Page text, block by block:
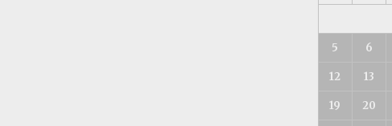
5 6
12 13
19 20